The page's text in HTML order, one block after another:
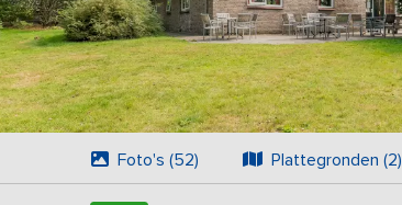
Foto's (52) Plattegronden (2)